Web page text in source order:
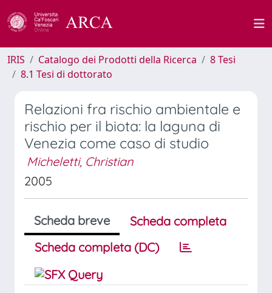
IRIS Catalogo dei Prodotti della Ricerca
8 Tesi
8.1 Tesi di dottorato
Relazioni fra rischio ambientale e
rischio per il biota: la laguna di
Venezia come caso di studio
Micheletti, Christian
2005
Scheda breve
Scheda completa
Scheda completa (DC)